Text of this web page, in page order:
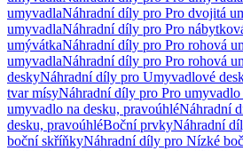
umyvadlaNáhradní díly pro Pro dvojitá
umyvadlaNáhradní díly pro Pro
umývátkaNáhradní díly pro Pro rohová
umyvadlaNáhradní díly pro Pro rohová
deskyNáhradní díly pro Umyvadlové
tvar mísyNáhradní díly pro Pro umyvadlo
umyvadlo na desku, pravoúhléNáhradní
desku, pravoúhléBoční prvkyNáhradní
boční skříňkyNáhradní díly pro Nízké